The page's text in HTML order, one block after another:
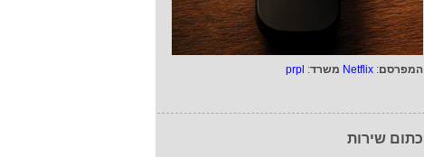
המפרסם:
Netflix משרד:
prpl
כתום שירות